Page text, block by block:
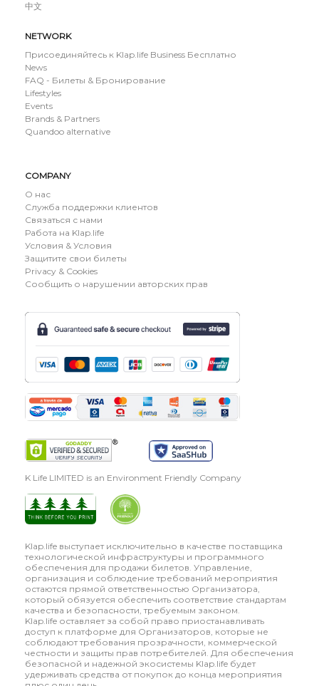
中文
NETWORK
Присоединяйтесь к Klap.life Business Бесплатно
News
FAQ - Билеты & Бронирование
Lifestyles
Events
Brands & Partners
Quandoo alternative
COMPANY
О нас
Служба поддержки клиентов
Связаться с нами
Работа на Klap.life
Условия & Условия
Защитите свои билеты
Privacy & Cookies
Сообщить о нарушении авторских прав
K Life LIMITED is an Environment Friendly Company
Klap.life выступает исключительно в качестве поставщика
технологической инфраструктуры и программного
обеспечения для продажи билетов. Управление,
организация и соблюдение требований мероприятия
остаются прямой ответственностью Организатора,
который обязуется обеспечить соответствие стандартам
качества и безопасности, требуемым законом.
Klap.life оставляет за собой право приостанавливать
доступ к платформе для Организаторов, которые не
соблюдают требования прозрачности, коммерческой
честности и защиты прав потребителей. Для обеспечения
безопасной и надежной экосистемы Klap.life будет
удерживать средства от покупок до конца мероприятия